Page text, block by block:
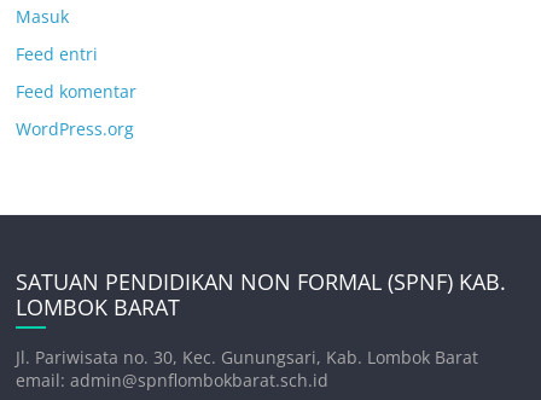
Masuk
Feed entri
Feed komentar
WordPress.org
SATUAN PENDIDIKAN NON FORMAL (SPNF) KAB.
LOMBOK BARAT
Jl. Pariwisata no. 30, Kec. Gunungsari, Kab. Lombok Barat
email: admin@spnflombokbarat.sch.id